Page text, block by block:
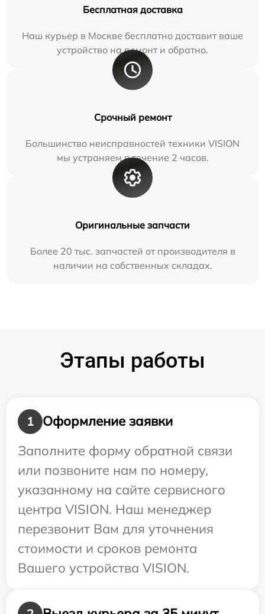
Бесплатная доставка
Наш курьер в Москве бесплатно доставит ваше
устройство на ремонт и обратно.
Срочный ремонт
Большинство неисправностей техники VISION
мы устраняем в течение 2 часов.
Оригинальные запчасти
Более 20 тыс. запчастей от производителя в
наличии на собственных складах.
Этапы работы
1
Оформление заявки
Заполните форму обратной связи
или позвоните нам по номеру,
указанному на сайте сервисного
центра VISION. Наш менеджер
перезвонит Вам для уточнения
стоимости и сроков ремонта
Вашего устройства VISION.